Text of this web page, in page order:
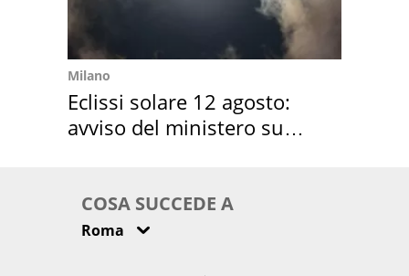
Milano
Eclissi solare 12 agosto:
avviso del ministero su